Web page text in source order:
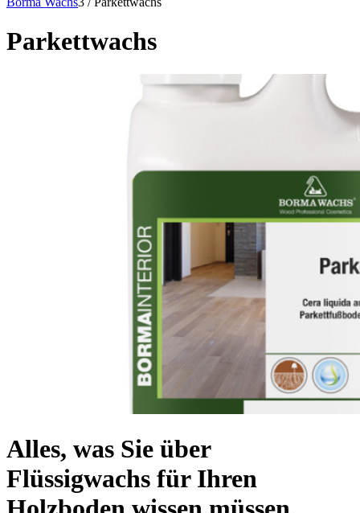
Parkettwachs
Alles, was Sie über
Flüssigwachs für Ihren